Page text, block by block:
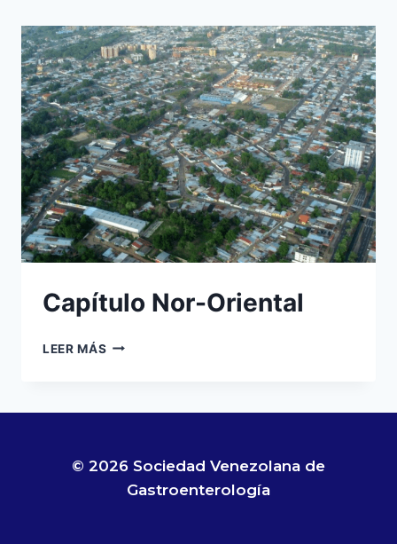
Capítulo Nor-Oriental
LEER MÁS
© 2026 Sociedad Venezolana de
Gastroenterología